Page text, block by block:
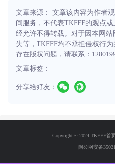
文章来源： 文章该内容为作者
间服务，不代表TKFFF的观点
经允许不得转载。对于因本网
失等，TKFFF均不承担侵权行
存在版权问题，请联系：
文章标签：
分享给好友：
Copyright © 2024 TKFFF首
闽公网安备